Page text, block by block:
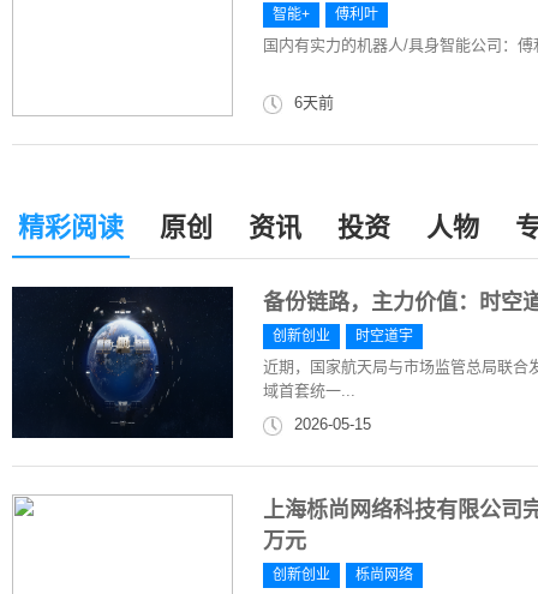
智能+ 傅利叶
国内有实力的机器人/具身智能公司：
6天前
精彩阅读 原创 资讯 投资 人物
备份链路，主力价值：时空
创新创业 时空道宇
近期，国家航天局与市场监管总局联合
域首套统一...
2026-05-15
上海栎尚网络科技有限公司
万元
创新创业 栎尚网络